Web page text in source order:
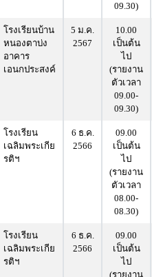
09.30)
โรงเรียนบ้าน
หนองตาบ่ง
อาคาร
เอนกประสงค์
5 ม.ค.
2567
10.00
เป็นต้น
ไป
(รายงาน
ตัวเวลา
09.00-
09.30)
โรงเรียน
เฉลิมพระเกีย
รติฯ
6 ธ.ค.
2566
09.00
เป็นต้น
ไป
(รายงาน
ตัวเวลา
08.00-
08.30)
โรงเรียน
เฉลิมพระเกีย
รติฯ
6 ธ.ค.
2566
09.00
เป็นต้น
ไป
(รายงาน